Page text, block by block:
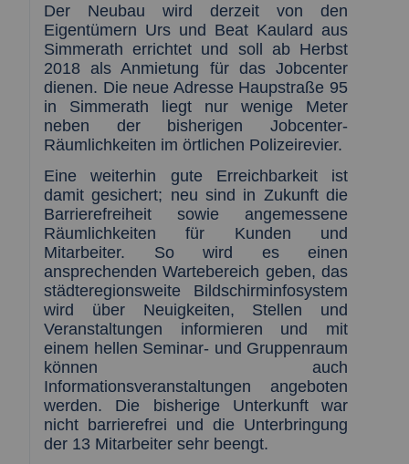
Der Neubau wird derzeit von den
Eigentümern Urs und Beat Kaulard aus
Simmerath errichtet und soll ab Herbst
2018 als Anmietung für das Jobcenter
dienen. Die neue Adresse Haupstraße 95
in Simmerath liegt nur wenige Meter
neben der bisherigen Jobcenter-
Räumlichkeiten im örtlichen Polizeirevier.
Eine weiterhin gute Erreichbarkeit ist
damit gesichert; neu sind in Zukunft die
Barrierefreiheit sowie angemessene
Räumlichkeiten für Kunden und
Mitarbeiter. So wird es einen
ansprechenden Wartebereich geben, das
städteregionsweite Bildschirminfosystem
wird über Neuigkeiten, Stellen und
Veranstaltungen informieren und mit
einem hellen Seminar- und Gruppenraum
können auch
Informationsveranstaltungen angeboten
werden. Die bisherige Unterkunft war
nicht barrierefrei und die Unterbringung
der 13 Mitarbeiter sehr beengt.